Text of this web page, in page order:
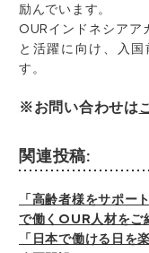
励んでいます。
OURインドネシアア
と活躍に向け、入
す。
※お問い合わせは
関連投稿:
「高齢者様をサポー
で働くOUR人材をご
「日本で働ける日を